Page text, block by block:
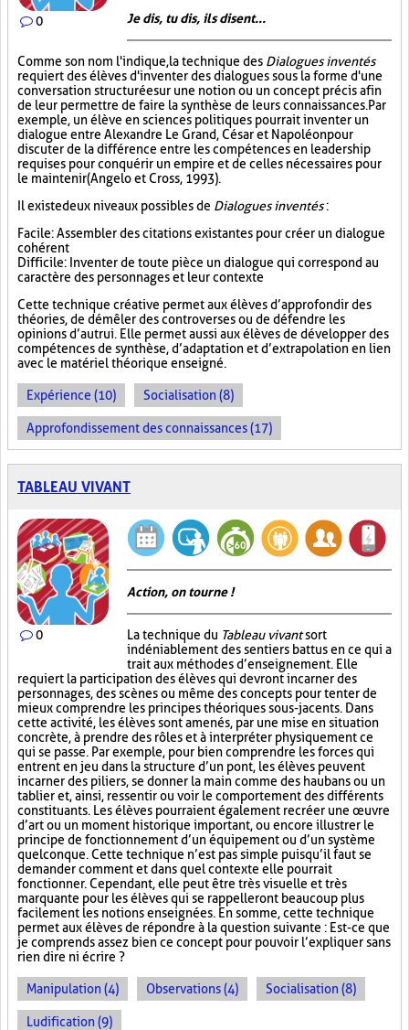
0 Je dis, tu dis, ils disent...
Comme son nom l'indique, la technique des Dialogues inventés
requiert des élèves d'inventer des dialogues sous la forme d'une
conversation structurée sur une notion ou un concept précis afin
de leur permettre de faire la synthèse de leurs connaissances. Par
exemple, un élève en sciences politiques pourrait inventer un
dialogue entre Alexandre Le Grand, César et Napoléon pour
discuter de la différence entre les compétences en leadership
requises pour conquérir un empire et de celles nécessaires pour
le maintenir (Angelo et Cross, 1993).
Il existe deux niveaux possibles de Dialogues inventés:
Facile : Assembler des citations existantes pour créer un dialogue
cohérent
Difficile : Inventer de toute pièce un dialogue qui correspond au
caractère des personnages et leur contexte
Cette technique créative permet aux élèves d’approfondir des
théories, de démêler des controverses ou de défendre les
opinions d’autrui. Elle permet aussi aux élèves de développer des
compétences de synthèse, d’adaptation et d’extrapolation en lien
avec le matériel théorique enseigné.
Expérience (10) Socialisation (8)
Approfondissement des connaissances (17)
TABLEAU VIVANT
0
Action, on tourne !
La technique du Tableau vivantsort
indéniablement des sentiers battus en ce qui a
trait aux méthodes d’enseignement. Elle
requiert la participation des élèves qui devront incarner des
personnages, des scènes ou même des concepts pour tenter de
mieux comprendre les principes théoriques sous-jacents. Dans
cette activité, les élèves sont amenés, par une mise en situation
concrète, à prendre des rôles et à interpréter physiquement ce
qui se passe. Par exemple, pour bien comprendre les forces qui
entrent en jeu dans la structure d’un pont, les élèves peuvent
incarner des piliers, se donner la main comme des haubans ou un
tablier et, ainsi, ressentir ou voir le comportement des différents
constituants. Les élèves pourraient également recréer une œuvre
d’art ou un moment historique important, ou encore illustrer le
principe de fonctionnement d’un équipement ou d’un système
quelconque. Cette technique n’est pas simple puisqu’il faut se
demander comment et dans quel contexte elle pourrait
fonctionner. Cependant, elle peut être très visuelle et très
marquante pour les élèves qui se rappelleront beaucoup plus
facilement les notions enseignées. En somme, cette technique
permet aux élèves de répondre à la question suivante : Est-ce que
je comprends assez bien ce concept pour pouvoir l’expliquer sans
rien dire ni écrire ?
Manipulation (4) Observations (4) Socialisation (8)
Ludification (9)